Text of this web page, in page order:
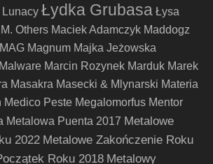
Lunacy Łydka Grubasa Łysa
M. Others Maciek Adamczyk Maddogz
MAG Magnum Majka Jeżowska
Malware Marcin Rozynek Marduk Marek
Masakra Masecki & Mlynarski Materia
Medico Peste Megalomorfus Mentor
Metalowa Puenta 2017 Metalowe
2022 Metalowe Zakończenie Roku
Roku 2018 Metalowy